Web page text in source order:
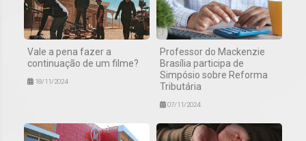
Vale a pena fazer a
continuação de um filme?
18/11/2024
Professor do Mackenzie
Brasília participa de
Simpósio sobre Reforma
Tributária
07/11/2024